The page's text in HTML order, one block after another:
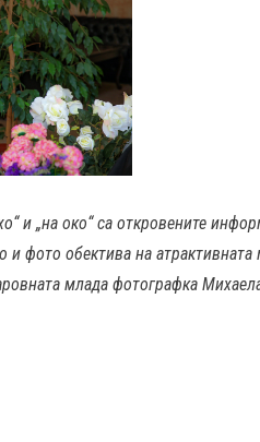
и „на око“ са откровените
и фото обектива на
млада фотографка